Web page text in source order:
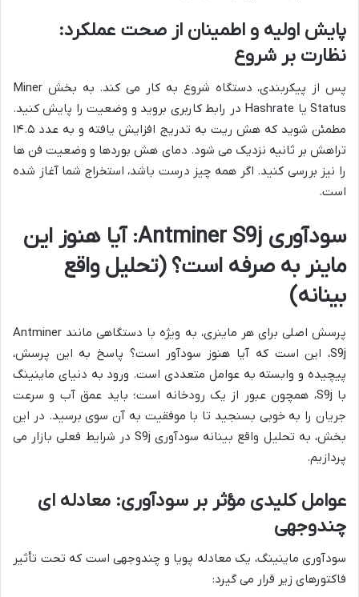
پایش اولیه و اطمینان از صحت عملکرد:
نظارت بر شروع
پس از پیکربندی، دستگاه شروع به کار می کند. به بخش Miner
Status یا Hashrate در رابط کاربری بروید و وضعیت را پایش کنید.
مطمئن شوید که هش ریت به تدریج افزایش یافته و به عدد ۱۴.۵
تراهش بر ثانیه نزدیک می شود. دمای هش بوردها و وضعیت فن ها
را نیز بررسی کنید. اگر همه چیز درست باشد، استخراج شما آغاز شده
است.
سودآوری Antminer S9j: آیا هنوز این
ماینر به صرفه است؟ (تحلیل واقع
بینانه)
پرسش اصلی برای هر ماینری، به ویژه با دستگاهی مانند Antminer
S9j، این است که آیا هنوز سودآور است؟ پاسخ به این پرسش،
پیچیده و وابسته به عوامل متعددی است. ورود به دنیای ماینینگ
با S9j، همچون عبور از یک رودخانه است؛ باید عمق آب و سرعت
جریان را به خوبی بسنجید تا با موفقیت به آن سوی برسید. در این
بخش، به تحلیل واقع بینانه سودآوری S9j در شرایط فعلی بازار می
پردازیم.
عوامل کلیدی مؤثر بر سودآوری: معادله ای
چندوجهی
سودآوری ماینینگ، یک معادله پویا و چندوجهی است که تحت تأثیر
فاکتورهای زیر قرار می گیرد: